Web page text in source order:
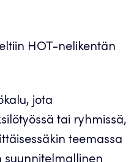
HOT-nelikentän
jota
tai ryhmissä,
teemassa